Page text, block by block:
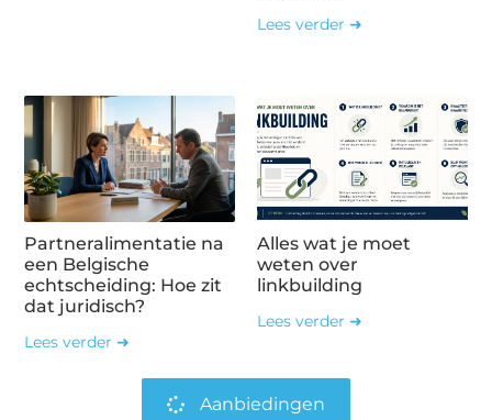
Lees verder ➜
Partneralimentatie na
een Belgische
echtscheiding: Hoe zit
dat juridisch?
Lees verder ➜
Alles wat je moet
weten over
linkbuilding
Lees verder ➜
Aanbiedingen